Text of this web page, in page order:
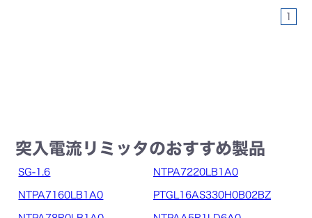
1
突入電流リミッタのおすすめ製品
SG-1.6 NTPA7220LB1A0
NTPA7160LB1A0 PTGL16AS330H0B02BZ